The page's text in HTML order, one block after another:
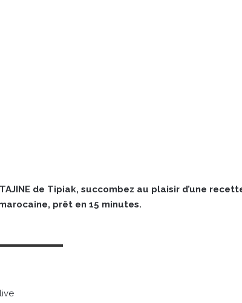
de Tipiak, succombez au plaisir d’une
prêt en 15 minutes.